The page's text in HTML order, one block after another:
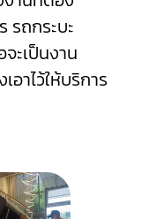
รถกระบะ
ะเป็นงาน
าไว้ให้บริการ